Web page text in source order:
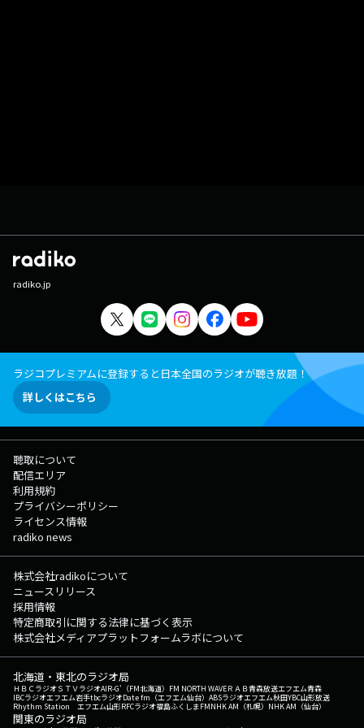
radiko.jp
ラジコプレミアムに登録すると日本全国のラジオが聴き放題！
詳しくはこちら
聴取について
配信エリア
利用規約
プライバシーポリシー
ライセンス情報
radiko news
株式会社radikoについて
ニュースリリース
採用情報
特定商取引に関する法律に基づく表示
株式会社メディアプラットフォームラボについて
北海道・東北のラジオ局
ＨＢＣラジオＳＴＶラジオAIR-G'（FM北海道） FM NORTH WAVEＲＡＢ青森放送エフエム青森
IBCラジオエフエム岩手tbcラジオDate fm（エフエム仙台） ABSラジオエフエム秋田YBC山形放送
Rhythm Station エフエム山形RFCラジオ福島ふくしまFMNHK AM（札幌） NHK AM（仙台）
関東のラジオ局